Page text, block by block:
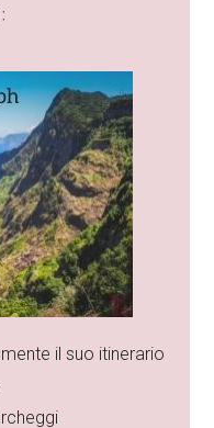
il suo itinerario